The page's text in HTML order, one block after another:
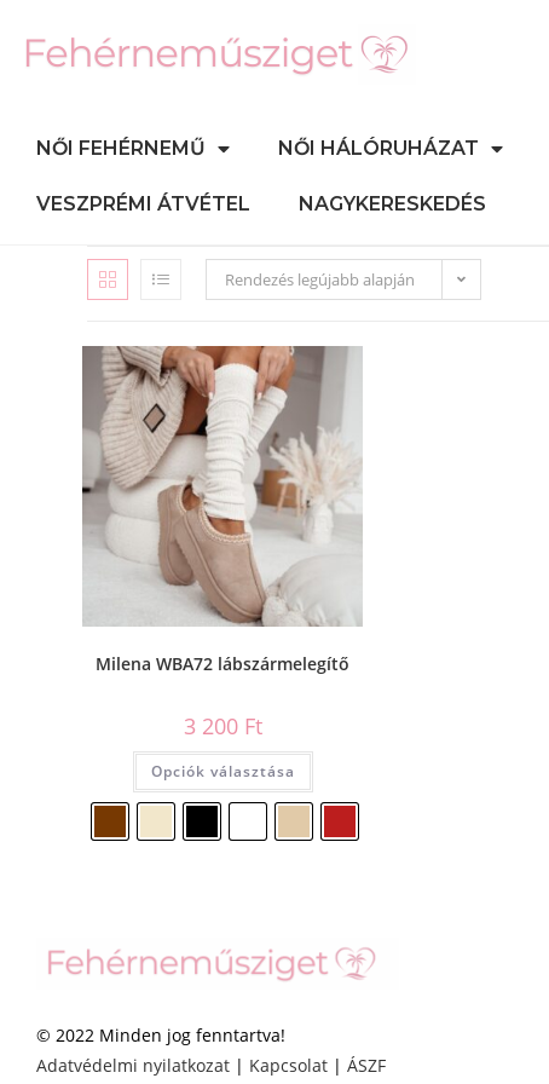
NŐI FEHÉRNEMŰ NŐI HÁLÓRUHÁZAT
VESZPRÉMI ÁTVÉTEL NAGYKERESKEDÉS
Rendezés legújabb alapján
Milena WBA72 lábszármelegítő
3 200 Ft
Opciók választása
© 2022 Minden jog fenntartva!
Adatvédelmi nyilatkozat | Kapcsolat | ÁSZF